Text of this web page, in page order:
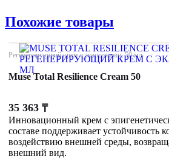
Похожие товары
Регенерирующий крем с экзосомами, 50 мл
Muse Total Resilience Cream 50
35 363 ₸
Инновационный крем с
составе поддерживает устойчивость
воздействию внешней среды,
внешний вид.